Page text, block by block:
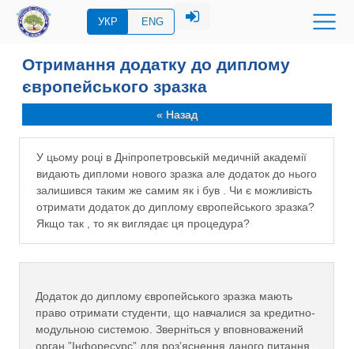
УКР ENG
Отримання додатку до диплому
європейського зразка
« Назад
У цьому році в Дніпропетровській медичній академії
видають дипломи нового зразка але додаток до нього
залишився таким же самим як і був . Чи є можливість
отримати додаток до диплому європейського зразка?
Якщо так , то як виглядає ця процедура?
Додаток до диплому європейського зразка мають
право отримати студенти, що навчалися за кредитно-
модульною системою. Зверніться у вповноважений
орган ”Інфоресурс” для роз’яснення даного питання.